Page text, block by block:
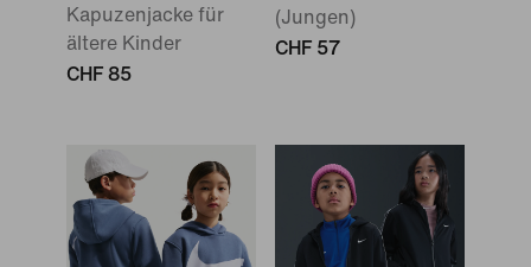
Kapuzenjacke für
ältere Kinder
CHF 85
(Jungen)
CHF 57